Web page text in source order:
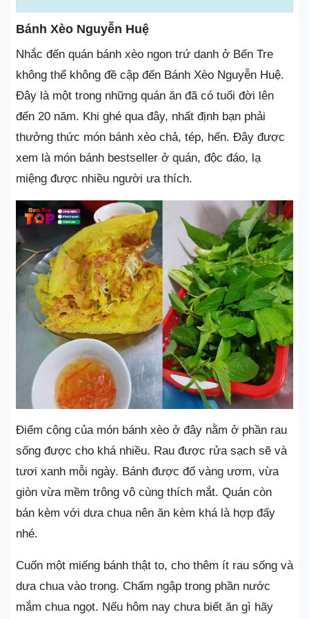
Bánh Xèo Nguyễn Huệ
Nhắc đến quán bánh xèo ngon trứ danh ở Bến Tre
không thể không đề cập đến Bánh Xèo Nguyễn Huệ.
Đây là một trong những quán ăn đã có tuổi đời lên
đến 20 năm. Khi ghé qua đây, nhất định bạn phải
thưởng thức món bánh xèo chả, tép, hến. Đây được
xem là món bánh bestseller ở quán, độc đáo, lạ
miệng được nhiều người ưa thích.
Điểm cộng của món bánh xèo ở đây nằm ở phần rau
sống được cho khá nhiều. Rau được rửa sạch sẽ và
tươi xanh mỗi ngày. Bánh được đổ vàng ươm, vừa
giòn vừa mềm trông vô cùng thích mắt. Quán còn
bán kèm với dưa chua nên ăn kèm khá là hợp đấy
nhé.
Cuốn một miếng bánh thật to, cho thêm ít rau sống và
dưa chua vào trong. Chấm ngập trong phần nước
mắm chua ngọt. Nếu hôm nay chưa biết ăn gì hãy